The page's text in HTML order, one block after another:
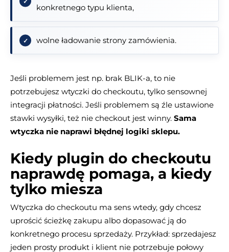
konkretnego typu klienta,
wolne ładowanie strony zamówienia.
Jeśli problemem jest np. brak BLIK-a, to nie
potrzebujesz wtyczki do checkoutu, tylko sensownej
integracji płatności. Jeśli problemem są źle ustawione
stawki wysyłki, też nie checkout jest winny. Sama
wtyczka nie naprawi błędnej logiki sklepu.
Kiedy plugin do checkoutu
naprawdę pomaga, a kiedy
tylko miesza
Wtyczka do checkoutu ma sens wtedy, gdy chcesz
uprościć ścieżkę zakupu albo dopasować ją do
konkretnego procesu sprzedaży. Przykład: sprzedajesz
jeden prosty produkt i klient nie potrzebuje połowy